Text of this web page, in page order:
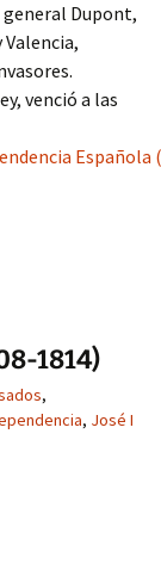
Dupont,
Valencia,
venció a las
1814)
,
, José I